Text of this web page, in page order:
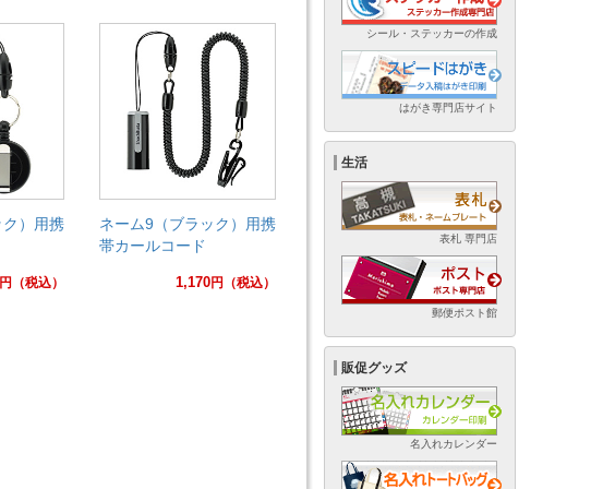
）用携
円 （税込）
ネーム9（ブラック）用携
帯カールコード
1,170円 （税込）
シール・ステッカーの作成
はがき専門店サイト
生活
表札 専門店
郵便ポスト館
販促グッズ
名入れカレンダー